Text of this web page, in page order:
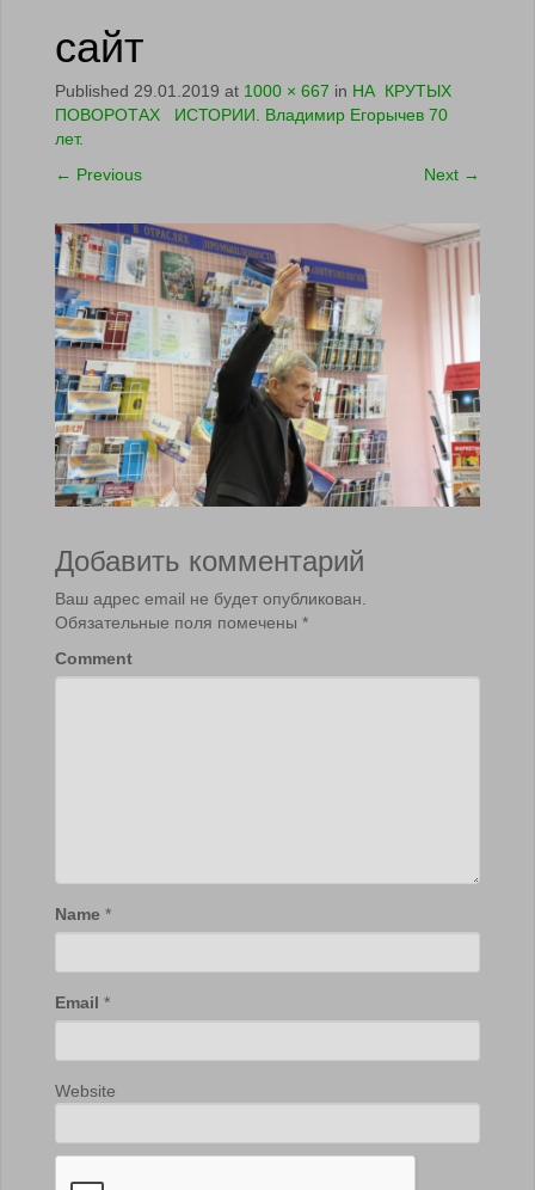
сайт
Published 29.01.2019 at 1000 × 667 in НА КРУТЫХ
ПОВОРОТАХ ИСТОРИИ. Владимир Егорычев 70
лет.
← Previous Next →
Добавить комментарий
Ваш адрес email не будет опубликован.
Обязательные поля помечены *
Comment
Name *
Email *
Website